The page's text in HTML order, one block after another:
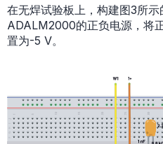
在无焊试验板上，构建图3所
ADALM2000的正负电源，将
置为-5 V。